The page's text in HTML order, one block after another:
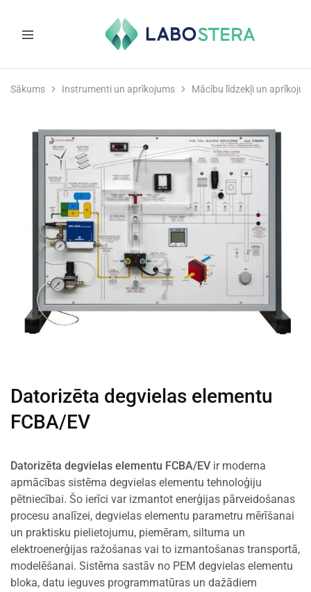
un
Sākums Instrumenti un aprīkojums Mācību līdzekļi un
Datorizēta degvielas elementu
FCBA/EV
Datorizēta degvielas elementu FCBA/EV ir moderna
apmācības sistēma degvielas elementu tehnoloģiju
pētniecībai. Šo ierīci var izmantot enerģijas pārveidošanas
procesu analīzei, degvielas elementu parametru mērīšanai
un praktisku pielietojumu, piemēram, siltuma un
elektroenerģijas ražošanas vai to izmantošanas transportā,
modelēšanai. Sistēma sastāv no PEM degvielas elementu
bloka, datu ieguves programmatūras un dažādiem